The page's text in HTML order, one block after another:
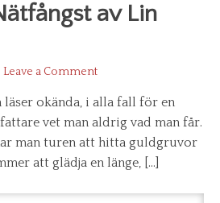
av Lin
Leave a Comment
läser okända, i alla fall för en
vet man aldrig vad man får.
man turen att hitta guldgruvor
att glädja en länge, […]